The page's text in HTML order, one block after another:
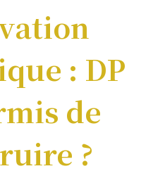
: DP
de
?